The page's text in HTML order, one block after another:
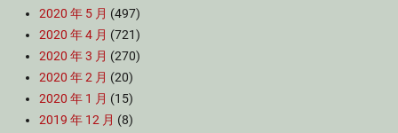
2020 年 5 月 (497)
2020 年 4 月 (721)
2020 年 3 月 (270)
2020 年 2 月 (20)
2020 年 1 月 (15)
2019 年 12 月 (8)